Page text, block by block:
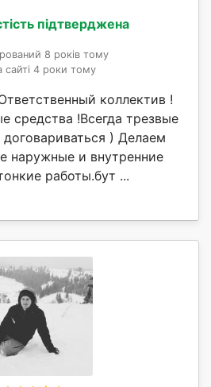
підтверджена
8 років тому
сайті 4 роки тому
коллектив !
средства !Всегда трезвые
) Делаем
наружные и внутренние
работы.бут ...